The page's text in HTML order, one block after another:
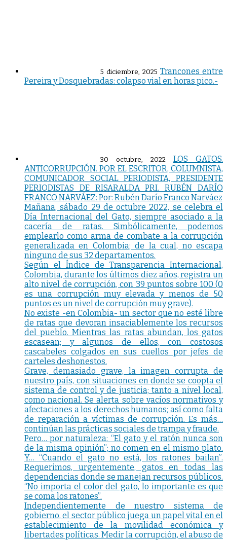
5 diciembre, 2025 Trancones entre
Pereira y Dosquebradas: colapso vial en horas pico.-
30 octubre, 2022
LOS GATOS.
ANTICORRUPCIÓN. POR EL ESCRITOR, COLUMNISTA,
COMUNICADOR SOCIAL PERIODISTA, PRESIDENTE
PERIODISTAS DE RISARALDA PRI. RUBÉN DARÍO
FRANCO NARVÁEZ: Por: Rubén Darío Franco Narváez
Mañana, sábado 29 de octubre 2022, se celebra el
Día Internacional del Gato, siempre asociado a la
cacería de ratas. Simbólicamente, podemos
emplearlo como arma de combate a la corrupción
generalizada en Colombia; de la cual, no escapa
ninguno de sus 32 departamentos.
Según el Índice de Transparencia Internacional,
Colombia, durante los últimos diez años, registra un
alto nivel de corrupción, con 39 puntos sobre 100 (0
es una corrupción muy elevada y menos de 50
puntos es un nivel de corrupción muy grave).
No existe -en Colombia- un sector que no esté libre
de ratas que devoran insaciablemente los recursos
del pueblo. Mientras las ratas abundan, los gatos
escasean; y algunos de ellos, con costosos
cascabeles colgados en sus cuellos por jefes de
carteles deshonestos.
Grave, demasiado grave, la imagen corrupta de
nuestro país, con situaciones en donde se coopta el
sistema de control y de justicia; tanto a nivel local,
como nacional. Se alerta sobre vacíos normativos y
afectaciones a los derechos humanos; así como falta
de reparación a víctimas de corrupción. Es más…
continúan las prácticas sociales de trampa y fraude.
Pero… por naturaleza: “El gato y el ratón nunca son
de la misma opinión”; no comen en el mismo plato.
Y… “Cuando el gato no está, los ratones bailan”.
Requerimos, urgentemente, gatos en todas las
dependencias donde se manejan recursos públicos.
“No importa el color del gato, lo importante es que
se coma los ratones”.
Independientemente de nuestro sistema de
gobierno, el sector público juega un papel vital en el
establecimiento de la movilidad económica y
libertades políticas. Medir la corrupción, el abuso de